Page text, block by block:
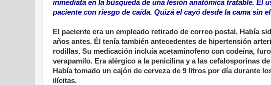
inmediata en la búsqueda de una lesión anatómica tratable. El
paciente con riesgo de caída. Quizá el cayó desde la cama sin
El paciente era un empleado retirado de correo postal. Había
años antes. Él tenía también antecedentes de hipertensión
rodillas. Su medicación incluía acetaminofeno con codeína,
verapamilo. Era alérgico a la penicilina y a las cefalosporinas
Había tomado un cajón de cerveza de 9 litros por día durante
ilícitas.